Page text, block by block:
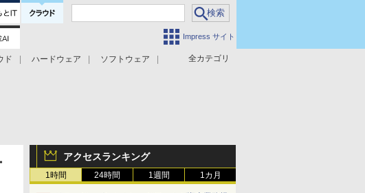
Impress サイト
全カテゴリ
ド ハードウェア
ソフトウェア
アクセスランキング
1時間 24時間 1週間 1カ月